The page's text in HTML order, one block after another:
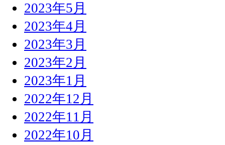
2023年5月
2023年4月
2023年3月
2023年2月
2023年1月
2022年12月
2022年11月
2022年10月